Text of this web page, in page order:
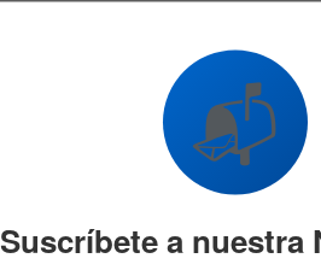
📬
Suscríbete a nuestra